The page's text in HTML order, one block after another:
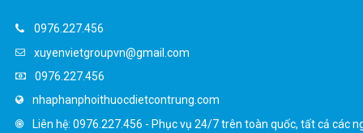
xuyenvietgroupvn@gmail.com
nhaphanphoithuocdietcontrung.com
Liên hệ: 0976.227.456 - Phục vụ 24/7 trên toàn quốc, tất cả các
Danh mục